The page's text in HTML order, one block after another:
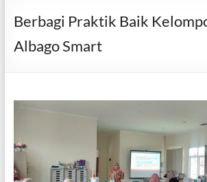
dan
Mulia
Berbagi Praktik Baik
Albago Smart